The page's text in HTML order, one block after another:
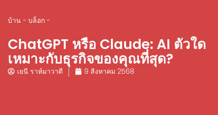
บ้าน - บล็อก -
ChatGPT หรือ Claude: AI ตัวใด
เหมาะกับธุรกิจของคุณที่สุด?
เยนี ราห์มาวาตี 9 สิงหาคม 2568